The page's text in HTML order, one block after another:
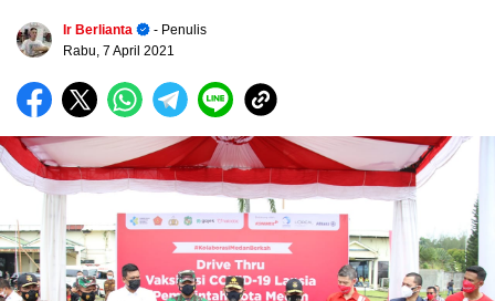
Ir Berlianta
- Penulis
Rabu, 7 April 2021